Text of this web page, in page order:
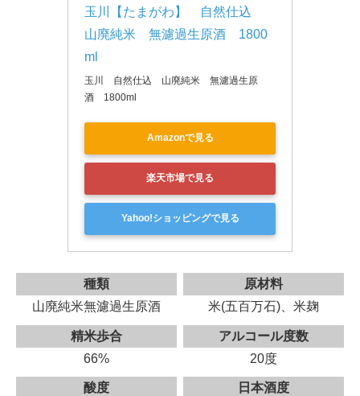
玉川【たまがわ】　自然仕込
山廃純米　無濾過生原酒　1800
ml
玉川 自然仕込 山廃純米 無濾過生原
酒 1800ml
Amazonで見る
楽天市場で見る
Yahoo!ショッピングで見る
種類
山廃純米無濾過生原酒
原材料
米(五百万石)、米麹
精米歩合
66%
アルコール度数
20度
酸度
日本酒度